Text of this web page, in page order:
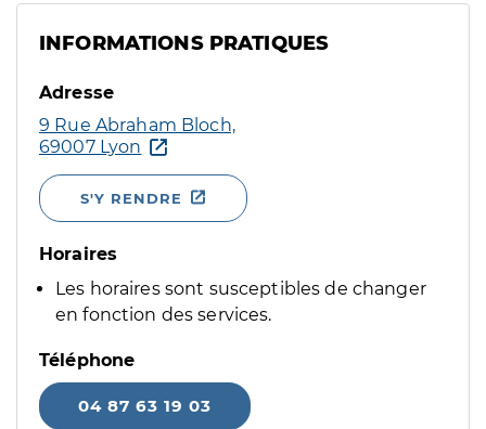
INFORMATIONS PRATIQUES
Adresse
9 Rue Abraham Bloch,
69007 Lyon
S'Y RENDRE
Horaires
Les horaires sont susceptibles de changer
en fonction des services.
Téléphone
04 87 63 19 03